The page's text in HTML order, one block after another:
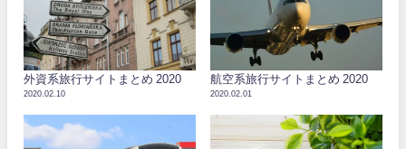
外資系旅行サイトまとめ 2020
2020.02.10
航空系旅行サイトまとめ 2020
2020.02.01